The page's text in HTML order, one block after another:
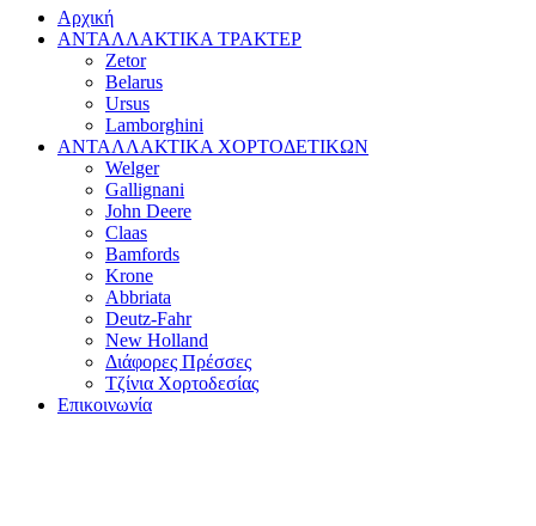
Αρχική
ΑΝΤΑΛΛΑΚΤΙΚΑ ΤΡΑΚΤΕΡ
Zetor
Belarus
Ursus
Lamborghini
ΑΝΤΑΛΛΑΚΤΙΚΑ ΧΟΡΤΟΔΕΤΙΚΩΝ
Welger
Gallignani
John Deere
Claas
Bamfords
Krone
Abbriata
Deutz-Fahr
New Holland
Διάφορες Πρέσσες
Τζίνια Χορτοδεσίας
Επικοινωνία